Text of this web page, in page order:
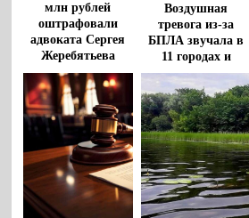
млн рублей
оштрафовали
адвоката Сергея
Жеребятьева
Воздушная
тревога из-за
БПЛА звучала в
11 городах и
районах
Воронежской
области